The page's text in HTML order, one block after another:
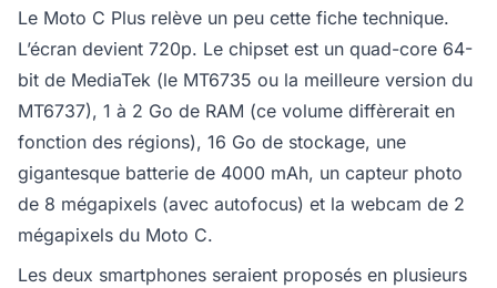
Le Moto C Plus relève un peu cette fiche technique.
L’écran devient 720p. Le chipset est un quad-core 64-
bit de MediaTek (le MT6735 ou la meilleure version du
MT6737), 1 à 2 Go de RAM (ce volume diffèrerait en
fonction des régions), 16 Go de stockage, une
gigantesque batterie de 4000 mAh, un capteur photo
de 8 mégapixels (avec autofocus) et la webcam de 2
mégapixels du Moto C.
Les deux smartphones seraient proposés en plusieurs